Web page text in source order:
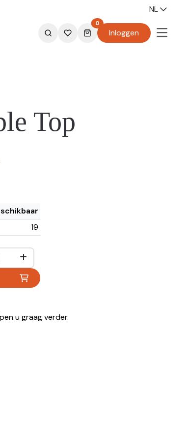
NL
0
Inloggen
Top
19
u graag verder.